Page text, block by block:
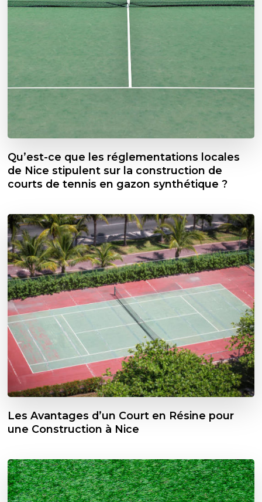
Qu’est-ce que les réglementations locales
de Nice stipulent sur la construction de
courts de tennis en gazon synthétique ?
Les Avantages d’un Court en Résine pour
une Construction à Nice